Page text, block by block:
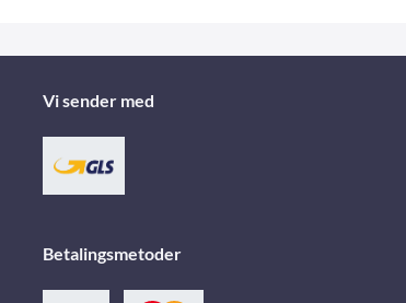
Vi sender med
Betalingsmetoder